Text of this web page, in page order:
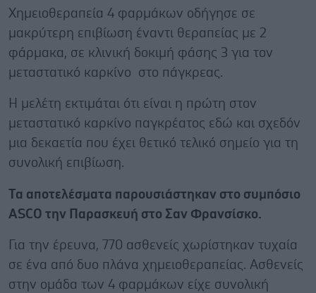
Χημειοθεραπεία 4 φαρμάκων οδήγησε σε
μακρύτερη επιβίωση έναντι θεραπείας με 2
φάρμακα, σε κλινική δοκιμή φάσης 3 για τον
μεταστατικό καρκίνο στο πάγκρεας.
Η μελέτη εκτιμάται ότι είναι η πρώτη στον
μεταστατικό καρκίνο παγκρέατος εδώ και σχεδόν
μια δεκαετία που έχει θετικό τελικό σημείο για τη
συνολική επιβίωση.
Τα αποτελέσματα παρουσιάστηκαν στο συμπόσιο
ASCO την Παρασκευή στο Σαν Φρανσίσκο.
Για την έρευνα, 770 ασθενείς χωρίστηκαν τυχαία
σε ένα από δυο πλάνα χημειοθεραπείας. Ασθενείς
στην ομάδα των 4 φαρμάκων είχε συνολική